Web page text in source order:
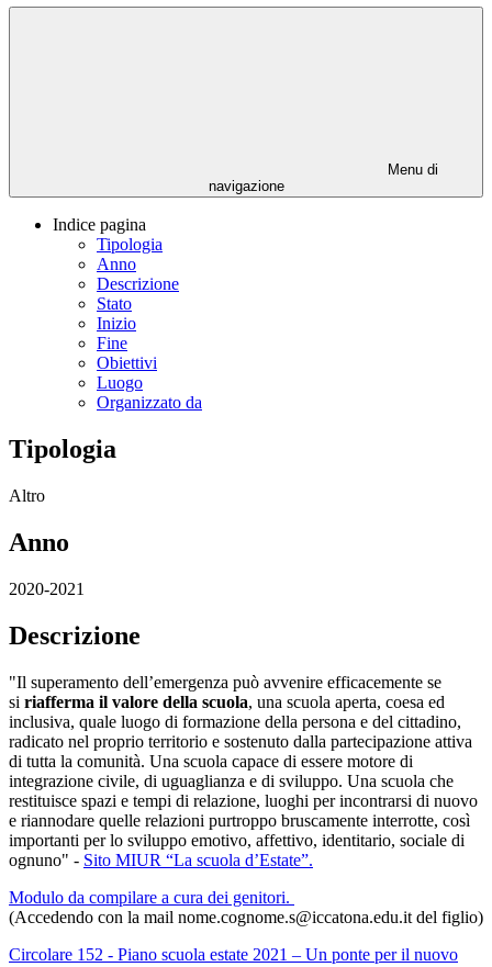
Menu di
navigazione
Indice pagina
Tipologia
Anno
Descrizione
Stato
Inizio
Fine
Obiettivi
Luogo
Organizzato da
Tipologia
Altro
Anno
2020-2021
Descrizione
"Il superamento dell’emergenza può avvenire efficacemente se
si riafferma il valore della scuola, una scuola aperta, coesa ed
inclusiva, quale luogo di formazione della persona e del cittadino,
radicato nel proprio territorio e sostenuto dalla partecipazione attiva
di tutta la comunità. Una scuola capace di essere motore di
integrazione civile, di uguaglianza e di sviluppo. Una scuola che
restituisce spazi e tempi di relazione, luoghi per incontrarsi di nuovo
e riannodare quelle relazioni purtroppo bruscamente interrotte, così
importanti per lo sviluppo emotivo, affettivo, identitario, sociale di
ognuno" - Sito MIUR “La scuola d’Estate”.
Modulo da compilare a cura dei genitori.
(Accedendo con la mail nome.cognome.s@iccatona.edu.it del figlio)
Circolare 152 - Piano scuola estate 2021 – Un ponte per il nuovo